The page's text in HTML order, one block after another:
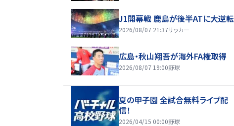
J1開幕戦 鹿島が後半ATに大逆転
2026/08/07 21:37サッカー
広島・秋山翔吾が海外FA権取得
2026/08/07 19:00野球
夏の甲子園 全試合無料ライブ配
信！
2026/04/15 00:00野球